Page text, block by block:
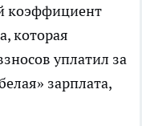
коэффициент
которая
уплатил за
зарплата,